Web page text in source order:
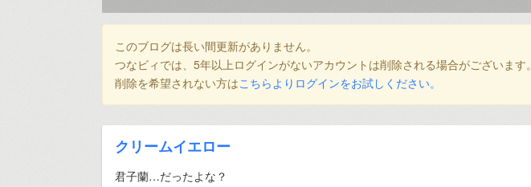
このブログは長い間更新がありません。
つなビィでは、5年以上ログインがないアカウントは削除される場合がございます。
削除を希望されない方はこちらよりログインをお試しください。
クリームイエロー
君子蘭…だったよな？